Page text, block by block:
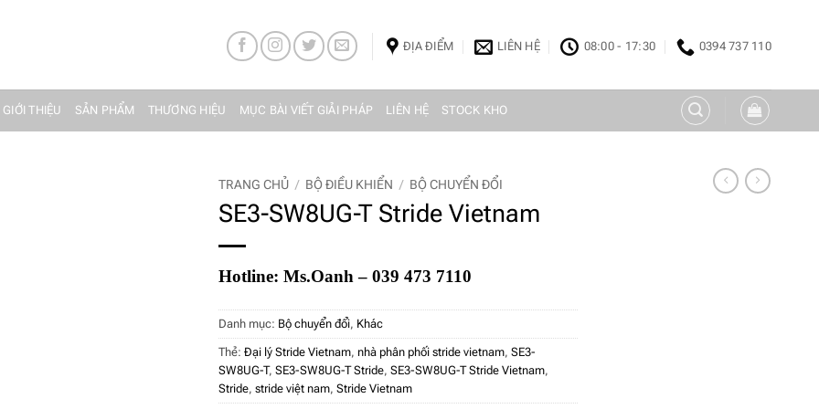
ĐỊA ĐIỂM LIÊN HỆ 08:00 - 17:30 0394 737 110
GIỚI THIỆU SẢN PHẨM THƯƠNG HIỆU MỤC BÀI VIẾT GIẢI PHÁP LIÊN HỆ STOCK KHO
TRANG CHỦ / BỘ ĐIỀU KHIỂN / BỘ CHUYỂN ĐỔI
SE3-SW8UG-T Stride Vietnam
Hotline: Ms.Oanh – 039 473 7110
Danh mục: Bộ chuyển đổi, Khác
Thẻ: Đại lý Stride Vietnam, nhà phân phối stride vietnam, SE3-
SW8UG-T, SE3-SW8UG-T Stride, SE3-SW8UG-T Stride Vietnam,
Stride, stride việt nam, Stride Vietnam